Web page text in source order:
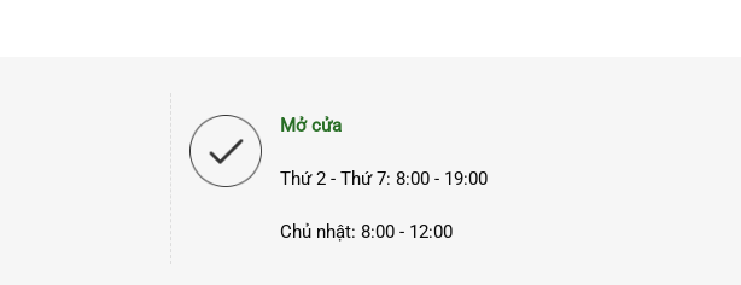
Mở cửa
Thứ 2 - Thứ 7: 8:00 - 19:00
Chủ nhật: 8:00 - 12:00